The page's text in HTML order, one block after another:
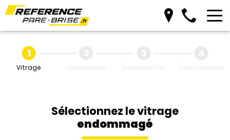
Vitrage
Sélectionnez le vitrage
endommagé